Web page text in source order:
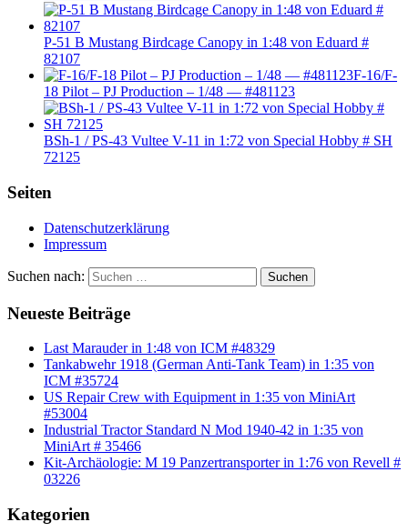
P-51 B Mustang Birdcage Canopy in 1:48 von Eduard #
82107
F-16/F-
18 Pilot – PJ Production – 1/48 — #481123
BSh-1 / PS-43 Vultee V-11 in 1:72 von Special Hobby # SH
72125
Seiten
Datenschutzerklärung
Impressum
Suchen nach: Suchen
Neueste Beiträge
Last Marauder in 1:48 von ICM #48329
Tankabwehr 1918 (German Anti-Tank Team) in 1:35 von
ICM #35724
US Repair Crew with Equipment in 1:35 von MiniArt
#53004
Industrial Tractor Standard N Mod 1940-42 in 1:35 von
MiniArt # 35466
Kit-Archäologie: M 19 Panzertransporter in 1:76 von Revell #
03226
Kategorien